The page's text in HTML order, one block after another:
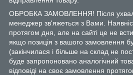
ОБРОБКА ЗАМОВЛЕННЯ! Після
менеджер зв'яжеться з Вами.
протягом дня, але на сайті це не
якщо позиція з вашого замовлення
(закінчилася і більше на склад не
буде запропоновано аналогічний
відповіді на своє замовлення